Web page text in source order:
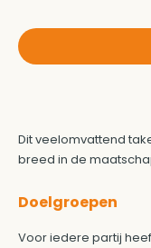
Dit veelomvattend
breed in de
Doelgroepen
Voor iedere partij